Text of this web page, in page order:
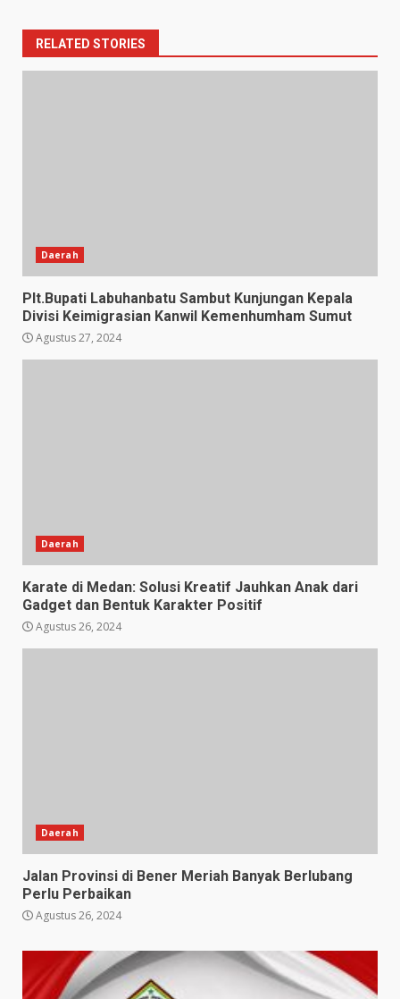
RELATED STORIES
Daerah
Plt.Bupati Labuhanbatu Sambut Kunjungan Kepala
Divisi Keimigrasian Kanwil Kemenhumham Sumut
Agustus 27, 2024
Daerah
Karate di Medan: Solusi Kreatif Jauhkan Anak dari
Gadget dan Bentuk Karakter Positif
Agustus 26, 2024
Daerah
Jalan Provinsi di Bener Meriah Banyak Berlubang
Perlu Perbaikan
Agustus 26, 2024